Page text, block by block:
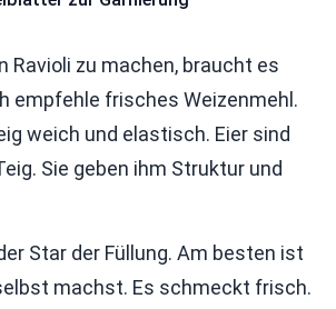
Ravioli zu machen, braucht es
empfehle frisches Weizenmehl.
weich und elastisch. Eier sind
Sie geben ihm Struktur und
Star der Füllung. Am besten ist
machst. Es schmeckt frisch.